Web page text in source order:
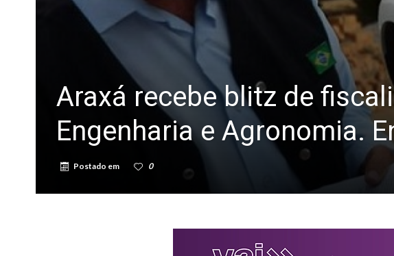
Araxá recebe blitz de
Engenharia e Agronomia.
Postado em 0